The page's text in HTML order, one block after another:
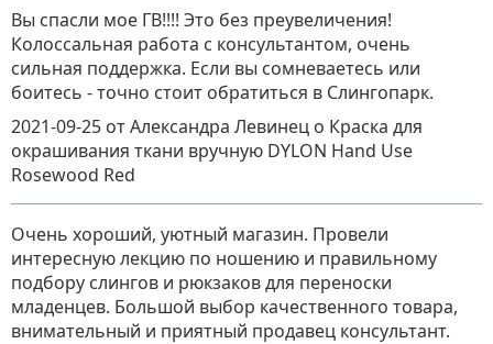
Вы спасли мое ГВ!!!! Это без преувеличения!
Колоссальная работа с консультантом, очень
сильная поддержка. Если вы сомневаетесь или
боитесь - точно стоит обратиться в Слингопарк.
2021-09-25 от Александра Левинец о Краска для
окрашивания ткани вручную DYLON Hand Use
Rosewood Red
Очень хороший, уютный магазин. Провели
интересную лекцию по ношению и правильному
подбору слингов и рюкзаков для переноски
младенцев. Большой выбор качественного товара,
внимательный и приятный продавец консультант.